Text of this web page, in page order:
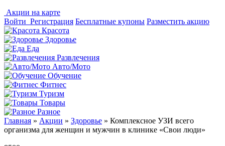
Акции на карте
Войти Регистрация Бесплатные купоны Разместить акцию
Красота
Здоровье
Еда
Развлечения
Авто/Мото
Обучение
Фитнес
Туризм
Товары
Разное
Главная » Акции » Здоровье » Комплексное УЗИ всего
организма для женщин и мужчин в клинике «Свои люди»